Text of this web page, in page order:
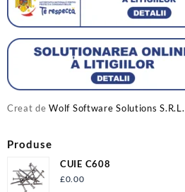
Creat deWolf Software Solutions S.R.L.
Produse
CUIE C608
£0.00